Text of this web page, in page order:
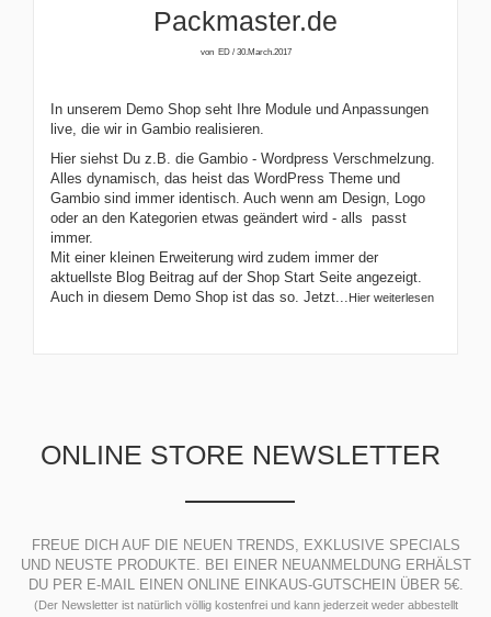
Packmaster.de
von ED / 30.March.2017
In unserem Demo Shop seht Ihre Module und Anpassungen
live, die wir in Gambio realisieren.
Hier siehst Du z.B. die Gambio - Wordpress Verschmelzung.
Alles dynamisch, das heist das WordPress Theme und
Gambio sind immer identisch. Auch wenn am Design, Logo
oder an den Kategorien etwas geändert wird - alls passt
immer.
Mit einer kleinen Erweiterung wird zudem immer der
aktuellste Blog Beitrag auf der Shop Start Seite angezeigt.
Auch in diesem Demo Shop ist das so. Jetzt... Hier weiterlesen
ONLINE STORE NEWSLETTER
FREUE DICH AUF DIE NEUEN TRENDS, EXKLUSIVE SPECIALS
UND NEUSTE PRODUKTE. BEI EINER NEUANMELDUNG ERHÄLST
DU PER E-MAIL EINEN ONLINE EINKAUS-GUTSCHEIN ÜBER 5€.
(Der Newsletter ist natürlich völlig kostenfrei und kann jederzeit weder abbestellt